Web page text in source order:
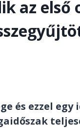
az első
és ezzel egy